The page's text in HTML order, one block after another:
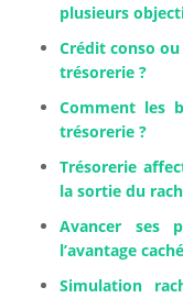
plusieurs
Crédit conso
trésorerie ?
Comment les
trésorerie ?
Trésorerie
la sortie du
Avancer ses
l’avantage caché
Simulation